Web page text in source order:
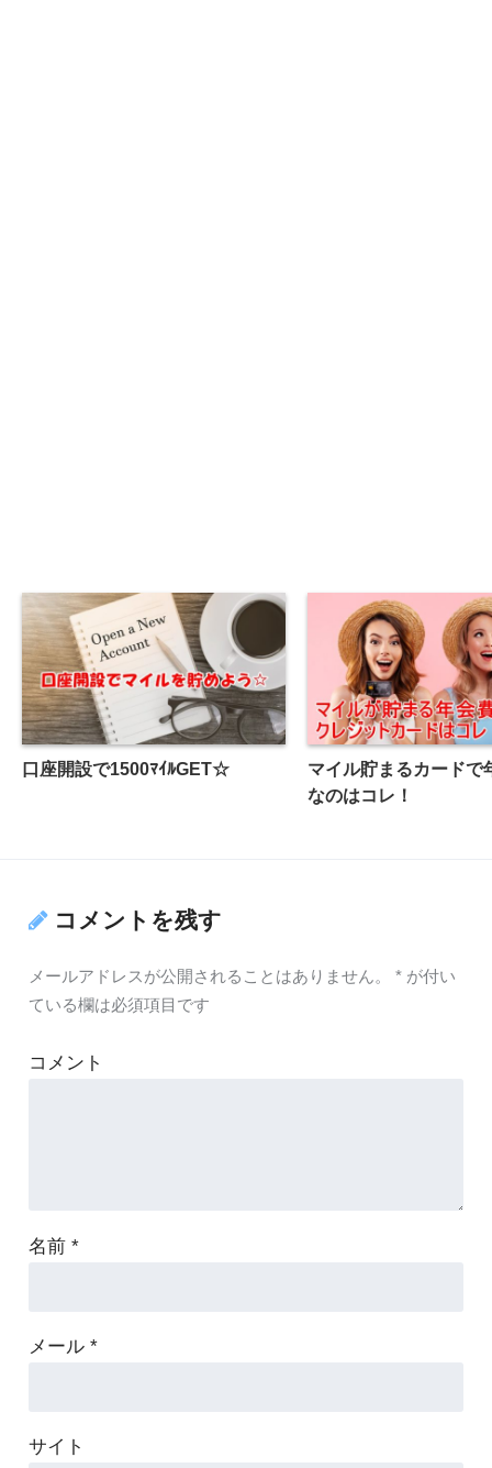
口座開設で1500ﾏｲﾙGET☆
マイル貯まるカードで
なのはコレ！
コメントを残す
メールアドレスが公開されることはありません。 *が付い
ている欄は必須項目です
コメント
名前 *
メール *
サイト